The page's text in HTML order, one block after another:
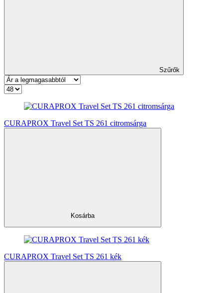
Szűrők
CURAPROX Travel Set TS 261 citromsárga
Kosárba
CURAPROX Travel Set TS 261 kék